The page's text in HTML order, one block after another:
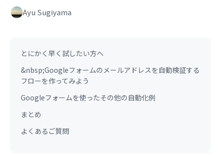
Ayu Sugiyama
とにかく早く試したい方へ
&nbsp;Googleフォームのメールアドレスを自動検証する
フローを作ってみよう
Googleフォームを使ったその他の自動化例
まとめ
よくあるご質問